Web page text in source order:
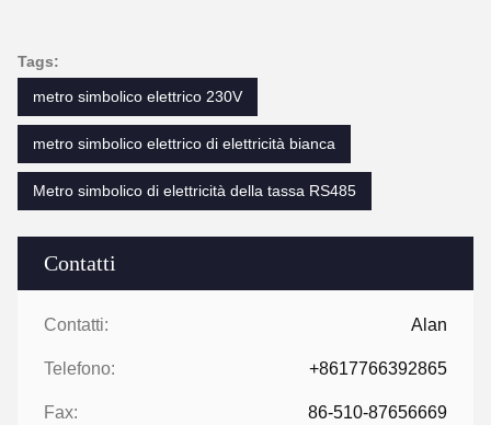
Contatti
Contatti: Alan
Telefono: +8617766392865
Fax: 86-510-87656669
Tags:
metro simbolico elettrico 230V
metro simbolico elettrico di elettricità bianca
Metro simbolico di elettricità della tassa RS485